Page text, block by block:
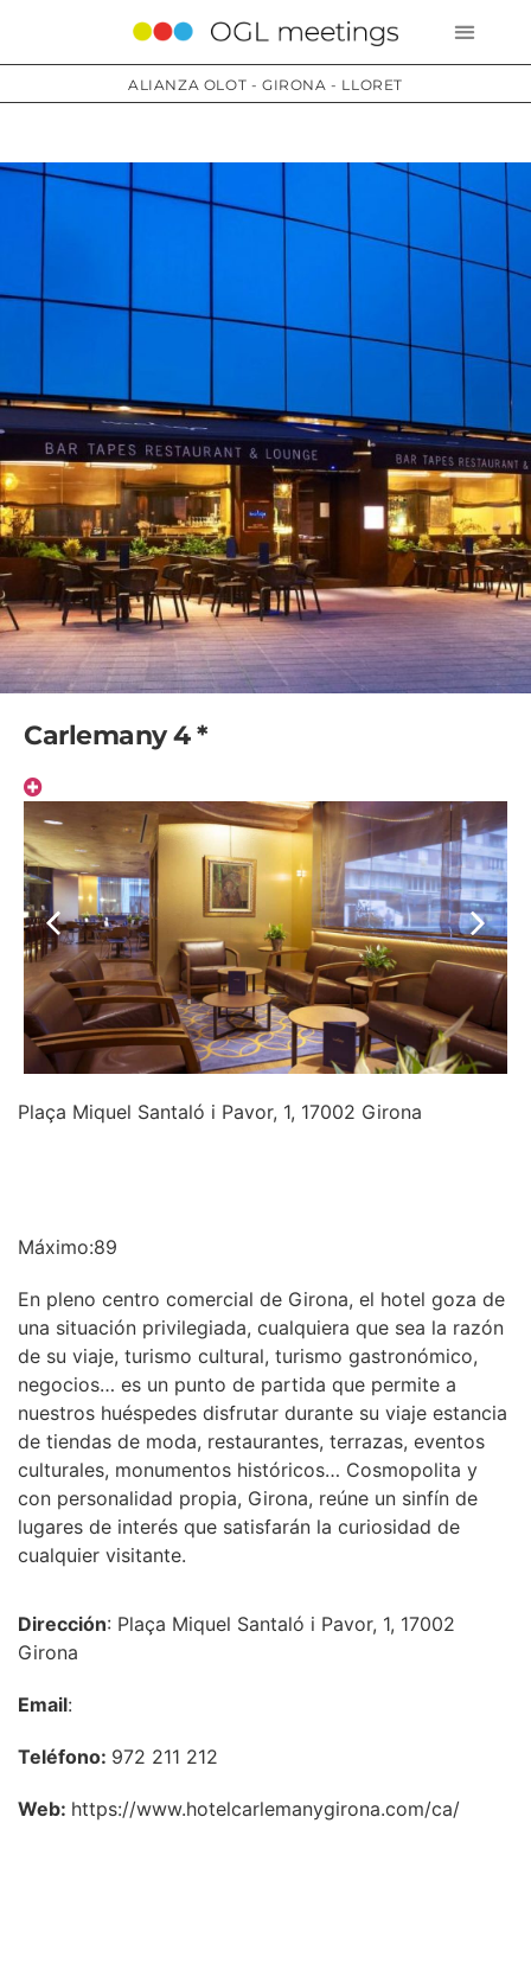
ALIANZA OLOT - GIRONA - LLORET
Carlemany 4 *
Plaça Miquel Santaló i Pavor, 1, 17002 Girona
Máximo:89
En pleno centro comercial de Girona, el hotel goza de
una situación privilegiada, cualquiera que sea la razón
de su viaje, turismo cultural, turismo gastronómico,
negocios… es un punto de partida que permite a
nuestros huéspedes disfrutar durante su viaje estancia
de tiendas de moda, restaurantes, terrazas, eventos
culturales, monumentos históricos… Cosmopolita y
con personalidad propia, Girona, reúne un sinfín de
lugares de interés que satisfarán la curiosidad de
cualquier visitante.
Dirección: Plaça Miquel Santaló i Pavor, 1, 17002
Girona
Email:
Teléfono: 972 211 212
Web: https://www.hotelcarlemanygirona.com/ca/